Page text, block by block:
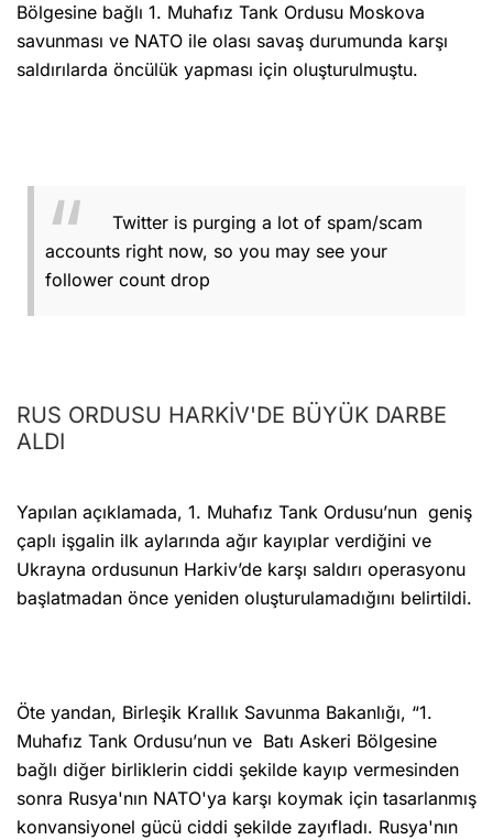
Bölgesine bağlı 1. Muhafız Tank Ordusu Moskova
savunması ve NATO ile olası savaş durumunda karşı
saldırılarda öncülük yapması için oluşturulmuştu.
Twitter is purging a lot of spam/scam
accounts right now, so you may see your
follower count drop
RUS ORDUSU HARKİV'DE BÜYÜK DARBE
ALDI
Yapılan açıklamada, 1. Muhafız Tank Ordusu’nun geniş
çaplı işgalin ilk aylarında ağır kayıplar verdiğini ve
Ukrayna ordusunun Harkiv’de karşı saldırı operasyonu
başlatmadan önce yeniden oluşturulamadığını belirtildi.
Öte yandan, Birleşik Krallık Savunma Bakanlığı, “1.
Muhafız Tank Ordusu’nun ve Batı Askeri Bölgesine
bağlı diğer birliklerin ciddi şekilde kayıp vermesinden
sonra Rusya'nın NATO'ya karşı koymak için tasarlanmış
konvansiyonel gücü ciddi şekilde zayıfladı. Rusya'nın